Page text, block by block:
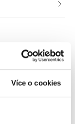
Více o cookies